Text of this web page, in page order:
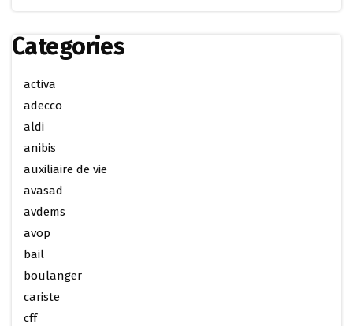
Categories
activa
adecco
aldi
anibis
auxiliaire de vie
avasad
avdems
avop
bail
boulanger
cariste
cff